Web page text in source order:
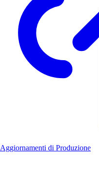
Aggiornamenti di Produzione